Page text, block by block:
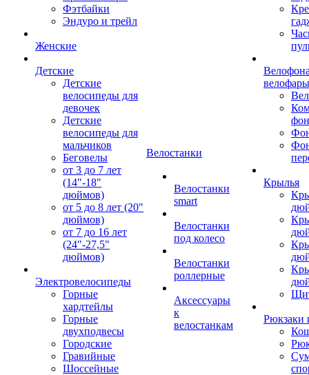
Фэтбайки
Эндуро и трейл
Женские
Детские
Детские
велосипеды для
девочек
Детские
велосипеды для
мальчиков
Беговелы
от 3 до 7 лет
(14"-18"
дюймов)
от 5 до 8 лет (20"
дюймов)
от 7 до 16 лет
(24"-27,5"
дюймов)
Электровелосипеды
Горные
хардтейлы
Горные
двухподвесы
Городские
Гравийные
Шоссейные
Велостанки
Велостанки
smart
Велостанки
под колесо
Велостанки
роллерные
Аксессуары
к
велостанкам
велофары
Крылья
Рюкзаки